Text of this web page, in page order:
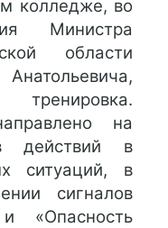
колледже, во
Министра
области
тренировка.
на
действий в
ситуаций, в
сигналов
«Опасность